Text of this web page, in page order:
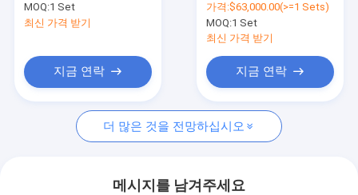
카드보드 박스 성형기
피자 박스 성형기
포장 상자 제조 기계
모듈형 상자 제조 기계
Cardboard Double
Hardware Backer
MOQ:1 Set
최신 가격 받기
지금 연락
cardboard
production line
cardboard box
가격:$63,000.00(>=1 Sets)
MOQ:1 Set
최신 가격 받기
지금 연락
더 많은 것을 전망하십시오
메시지를 남겨주세요